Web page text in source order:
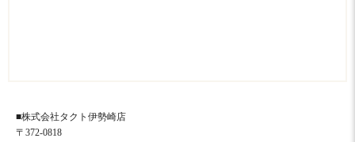
■株式会社タクト伊勢崎店
〒372-0818